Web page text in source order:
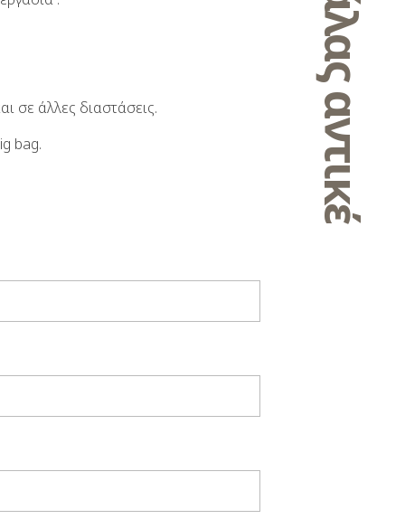
σε άλλες διαστάσεις.
bag.